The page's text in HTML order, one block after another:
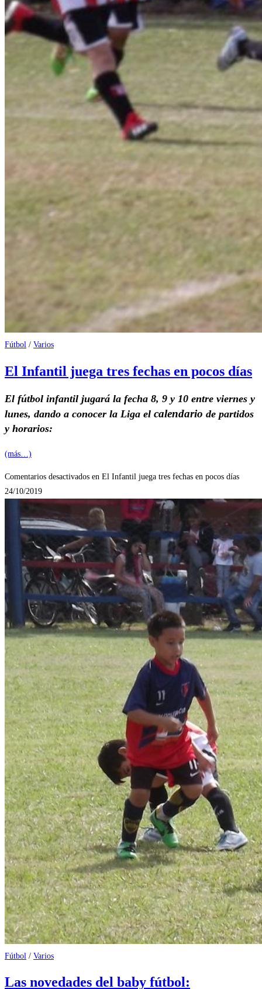
Fútbol / Varios
El Infantil juega tres fechas en pocos días
El fútbol infantil jugará la fecha 8, 9 y 10 entre viernes y
lunes, dando a conocer la Liga el calendario de partidos
y horarios:
(más…)
Comentarios desactivados en El Infantil juega tres fechas en pocos días
24/10/2019
Fútbol / Varios
Las novedades del baby fútbol: